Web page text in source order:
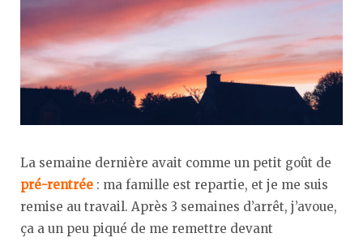
La semaine dernière avait comme un petit goût de
pré-rentrée : ma famille est repartie, et je me suis
remise au travail. Après 3 semaines d’arrêt, j’avoue,
ça a un peu piqué de me remettre devant